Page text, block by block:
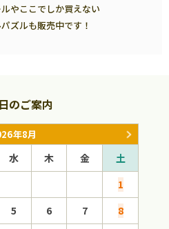
やここでしか買えない
ズルも販売中です！
のご案内
年8月
水 木 金
土
1
5 6 7
8